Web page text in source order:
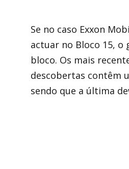
Se no caso Exxon
actuar no Bloco 15, o
bloco. Os mais
descobertas contêm
sendo que a última